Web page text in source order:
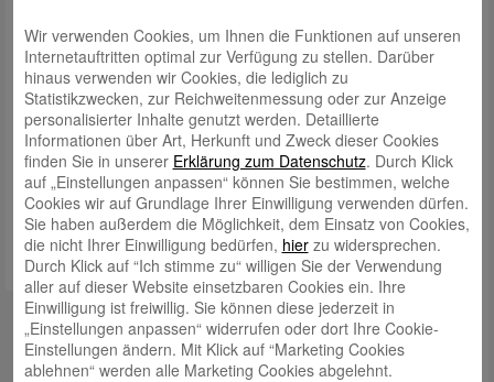
Name*
E-Mail *
Website
Meinen Namen, meine E-Mail-Adresse und meine Website in
diesem Browser für die nächste Kommentierung speichern.
Kontakt
mail@sparkasse-odenwaldkreis.de
Wir verwenden Cookies, um Ihnen die Funktionen auf unseren
Internetauftritten optimal zur Verfügung zu stellen. Darüber
hinaus verwenden wir Cookies, die lediglich zu
Statistikzwecken, zur Reichweitenmessung oder zur Anzeige
personalisierter Inhalte genutzt werden. Detaillierte
Informationen über Art, Herkunft und Zweck dieser Cookies
finden Sie in unserer Erklärung zum Datenschutz. Durch Klick
auf „Einstellungen anpassen“ können Sie bestimmen, welche
Cookies wir auf Grundlage Ihrer Einwilligung verwenden dürfen.
Sie haben außerdem die Möglichkeit, dem Einsatz von Cookies,
die nicht Ihrer Einwilligung bedürfen, hierzu widersprechen.
Durch Klick auf “Ich stimme zu“ willigen Sie der Verwendung
aller auf dieser Website einsetzbaren Cookies ein. Ihre
Einwilligung ist freiwillig. Sie können diese jederzeit in
„Einstellungen anpassen“ widerrufen oder dort Ihre Cookie-
Einstellungen ändern. Mit Klick auf “Marketing Cookies
ablehnen“ werden alle Marketing Cookies abgelehnt.